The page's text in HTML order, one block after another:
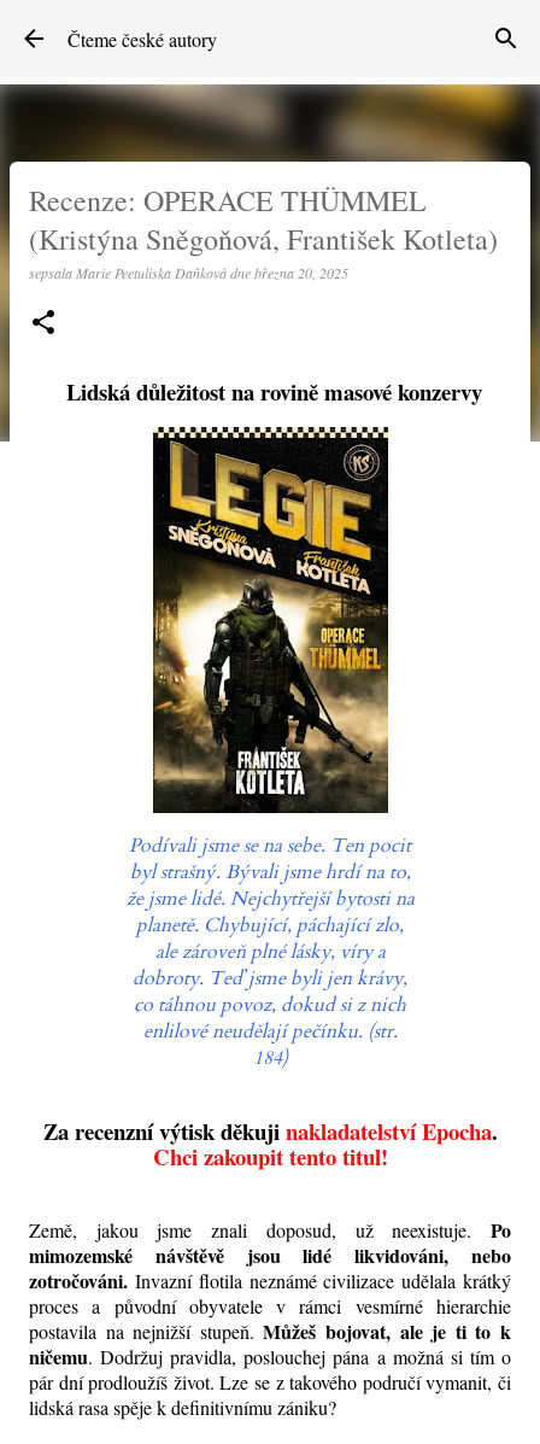
Přeskočit na hlavní obsah
Čteme české autory
Recenze: OPERACE THÜMMEL
(Kristýna Sněgoňová, František Kotleta)
sepsala Marie Peetuliska Daňkovádnebřezna 20, 2025
Lidská důležitost na rovině masové konzervy
Podívali jsme se na sebe. Ten pocit
byl strašný. Bývali jsme hrdí na to,
že jsme lidé. Nejchytřejší bytosti na
planetě. Chybující, páchající zlo,
ale zároveň plné lásky, víry a
dobroty. Teď jsme byli jen krávy,
co táhnou povoz, dokud si z nich
enlilové neudělají pečínku. (str.
184)
Za recenzní výtisk děkujinakladatelství Epocha.
Chci zakoupit tento titul!
Země, jakou jsme znali doposud, už neexistuje. Po
mimozemské návštěvě jsou lidé likvidováni, nebo
zotročováni. Invazní flotila neznámé civilizace udělala krátký
proces a původní obyvatele v rámci vesmírné hierarchie
postavila na nejnižší stupeň.Můžeš bojovat, ale je ti to k
ničemu. Dodržuj pravidla, poslouchej pána a možná si tím o
pár dní prodloužíš život. Lze se z takového područí vymanit, či
lidská rasa spěje k definitivnímu zániku?